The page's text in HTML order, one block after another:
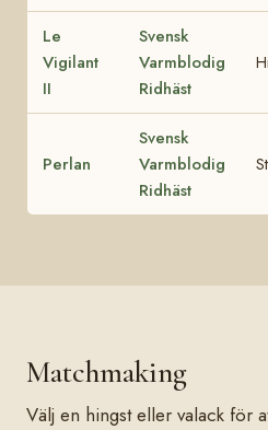
Le
Vigilant
II
Svensk
Varmblodig
Ridhäst
Perlan
Svensk
Varmblodig
Ridhäst
Matchmaking
Välj en hingst eller valack för